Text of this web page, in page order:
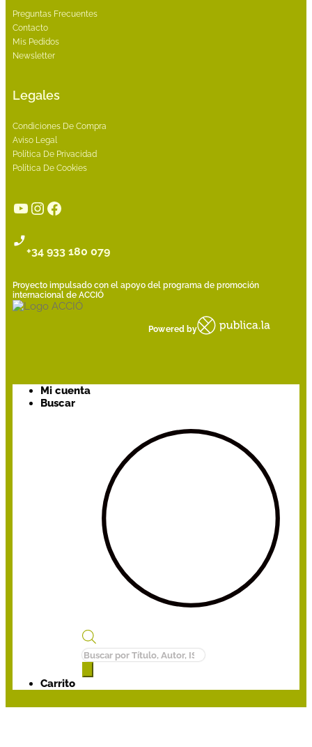
Preguntas Frecuentes
Contacto
Mis Pedidos
Newsletter
Legales
Condiciones De Compra
Aviso Legal
Política De Privacidad
Política De Cookies
YouTube
Instagram
Facebook
+34 933 180 079
Proyecto impulsado con el apoyo del programa de promoción
internacional de ACCIÓ
Powered by
Mi cuenta
Buscar
Búsqueda
de
productos
Carrito